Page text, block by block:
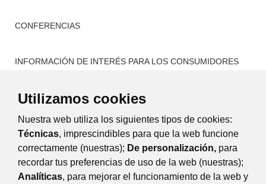
Utilizamos cookies
Nuestra web utiliza los siguientes tipos de cookies:
Técnicas, imprescindibles para que la web funcione
correctamente (nuestras); De personalización, para
recordar tus preferencias de uso de la web (nuestras);
Analíticas, para mejorar el funcionamiento de la web y
CONFERENCIAS
INFORMACIÓN DE INTERÉS PARA LOS CONSUMIDORES
TRÁMITES Y SERVICIOS
CITA PREVIA SERVICIO DE CONSUMO
Eventos Día Semana Mes Año